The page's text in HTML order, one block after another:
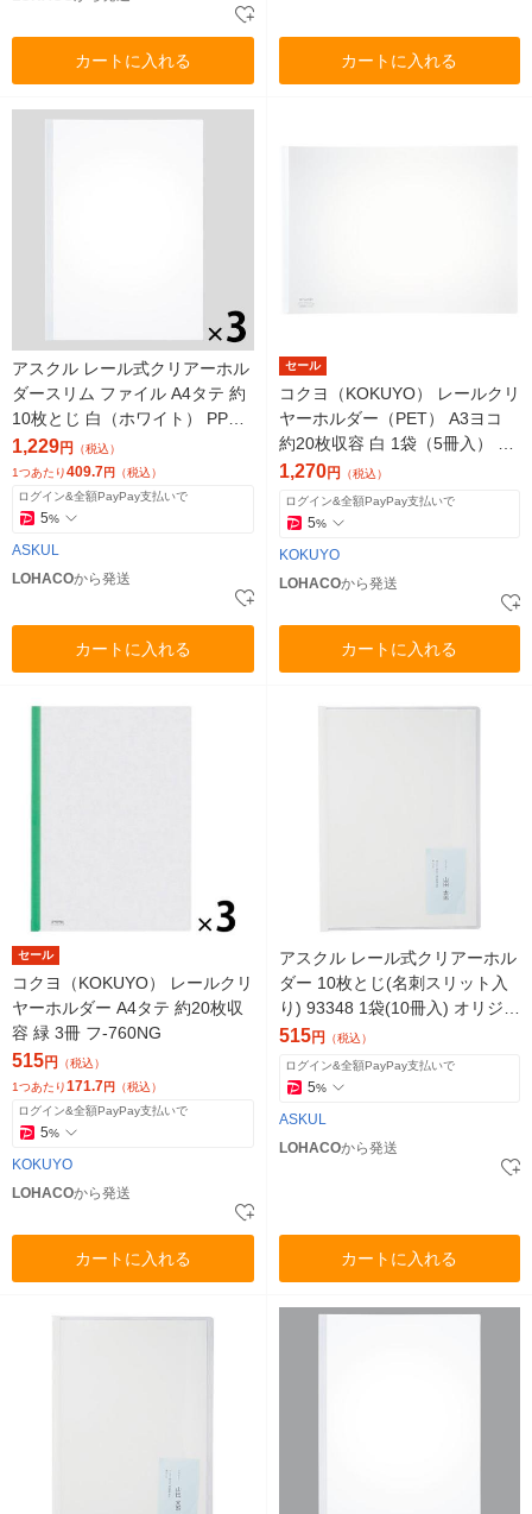
カートに入れる カートに入れる
アスクル レール式クリアーホル
ダースリム ファイル A4タテ 約
10枚とじ 白（ホワイト） PP製
3袋（30冊） オリジナル
1,229円
（税込）
1つあたり409.7円 （税込）
ログイン&全額PayPay支払いで
5%
ASKUL
LOHACOから発送
カートに入れる
セール
コクヨ（KOKUYO） レールクリ
ヤーホルダー（PET） A3ヨコ
約20枚収容 白 1袋（5冊入） フ-
TP768NWX5
1,270円 （税込）
ログイン&全額PayPay支払いで
5%
KOKUYO
LOHACOから発送
カートに入れる
セール
コクヨ（KOKUYO） レールクリ
ヤーホルダー A4タテ 約20枚収
容 緑 3冊 フ-760NG
515円 （税込）
1つあたり171.7円 （税込）
ログイン&全額PayPay支払いで
5%
KOKUYO
LOHACOから発送
カートに入れる
アスクル レール式クリアーホル
ダー 10枚とじ(名刺スリット入
り) 93348 1袋(10冊入) オリジナ
ル
515円 （税込）
ログイン&全額PayPay支払いで
5%
ASKUL
LOHACOから発送
カートに入れる